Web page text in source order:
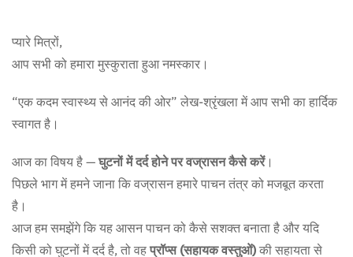
प्यारे मित्रों,
आप सभी को हमारा मुस्कुराता हुआ नमस्कार।
“एक कदम स्वास्थ्य से आनंद की ओर” लेख-श्रृंखला में आप सभी का हार्दिक
स्वागत है।
आज का विषय है —घुटनों में दर्द होने पर वज्रासन कैसे करें।
पिछले भाग में हमने जाना कि वज्रासन हमारे पाचन तंत्र को मजबूत करता
है।
आज हम समझेंगे कि यह आसन पाचन को कैसे सशक्त बनाता है और यदि
किसी को घुटनों में दर्द है, तो वहप्रॉप्स (सहायक वस्तुओं) की सहायता से